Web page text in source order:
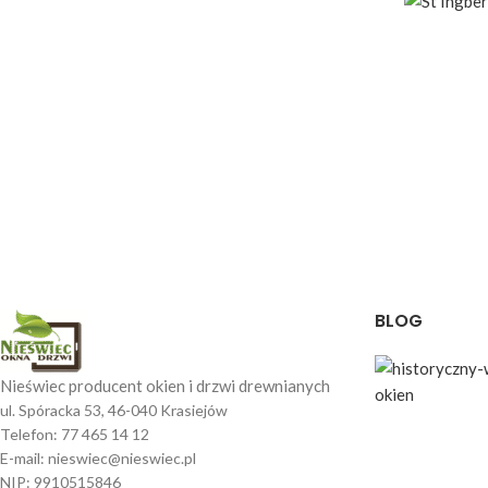
Nieświec producent okien i drzwi drewnianych
ul. Spóracka 53, 46-040 Krasiejów
Telefon: 77 465 14 12
E-mail: nieswiec@nieswiec.pl
NIP: 9910515846
BLOG